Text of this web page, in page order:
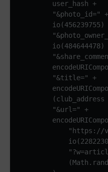
        user_hash +
        "&photo_id=" +
io(456239755)
io(484644478)
        "&title=" +
(club_address
        "&url=" +
"https://